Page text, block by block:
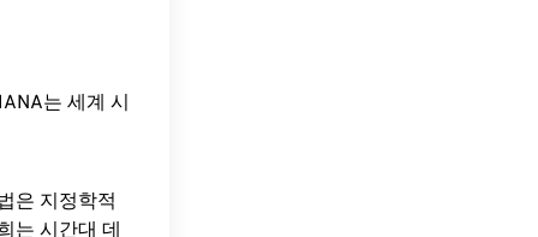
는 세계 시
은 지정학적
는 시간대 데